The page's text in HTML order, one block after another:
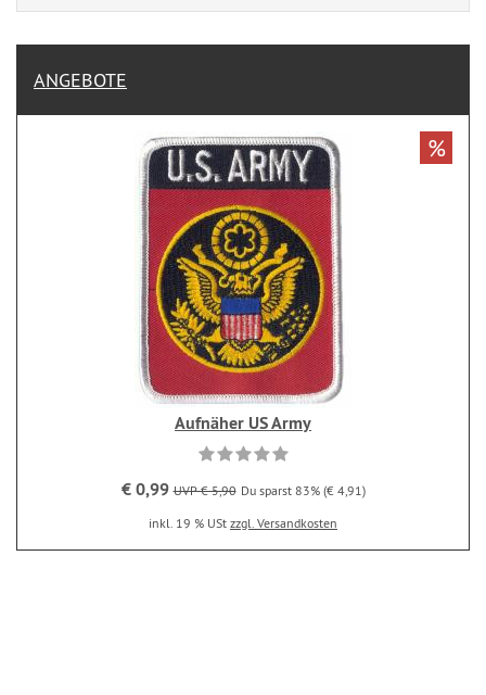
ANGEBOTE
Aufnäher US Army
€ 0,99 UVP € 5,90 Du sparst 83% (€ 4,91)
inkl. 19 % USt zzgl. Versandkosten
%